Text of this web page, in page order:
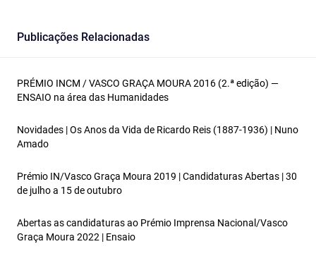
Publicações Relacionadas
PRÉMIO INCM / VASCO GRAÇA MOURA 2016 (2.ª edição) —
ENSAIO na área das Humanidades
Novidades | Os Anos da Vida de Ricardo Reis (1887-1936) | Nuno
Amado
Prémio IN/Vasco Graça Moura 2019 | Candidaturas Abertas | 30
de julho a 15 de outubro
Abertas as candidaturas ao Prémio Imprensa Nacional/Vasco
Graça Moura 2022 | Ensaio